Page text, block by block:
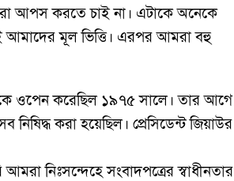
আপস করতে চাই না। এটাকে অনেকে
আমাদের মূল ভিত্তি। এরপর আমরা বহু
ওপেন করেছিল ১৯৭৫ সালে। তার আগে
করা হয়েছিল। প্রেসিডেন্ট জিয়াউর
নিঃসন্দেহে সংবাদপত্রের স্বাধীনতার